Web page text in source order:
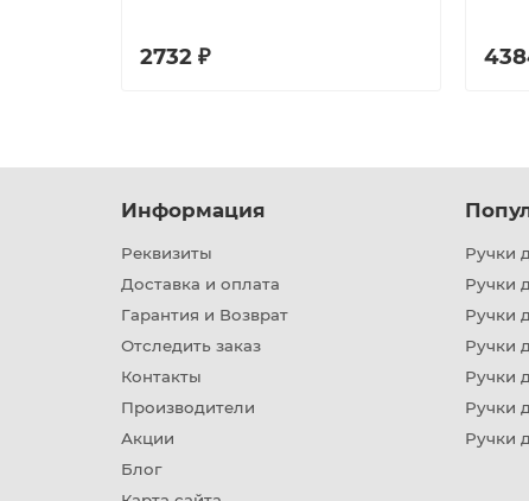
2732 ₽
Информация
Реквизиты
Доставка и оплата
Гарантия и Возврат
Отследить заказ
Контакты
Производители
Акции
Блог
Ручки
Ручки
Ручки
Ручки
Ручки
Ручки
Ручки